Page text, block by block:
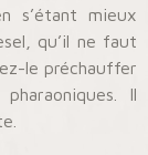
s’étant mieux
qu’il ne faut
le préchauffer
Il